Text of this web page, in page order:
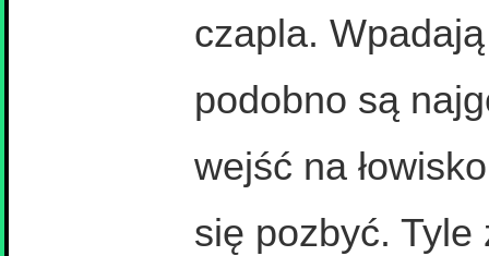
czapla.
podobno są
wejść na
się pozbyć. Tyle